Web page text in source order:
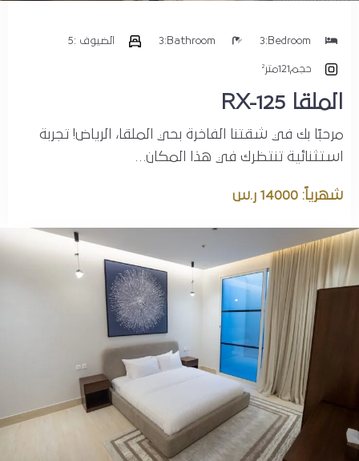
الملقا RX-125
شهرياً: 14000 ر.س
مرحبًا بك في شقتنا الفاخرة بحي الملقا، الرياض! تجربة
استثنائية تنتظرك في هذا المكان…
Bedroom:
3
Bathroom:
3 الضيوف :5
حجم121متر²